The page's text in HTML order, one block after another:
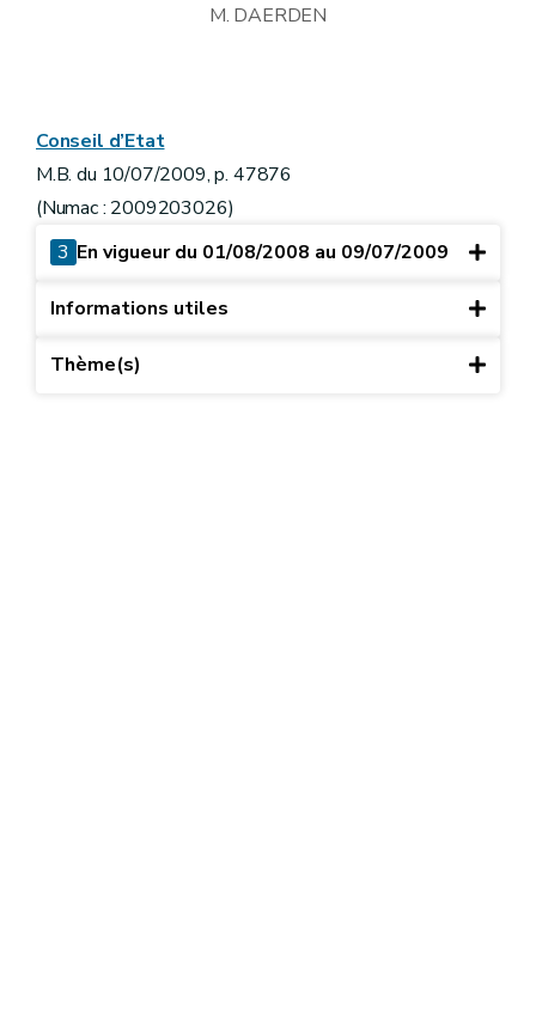
M. DAERDEN
Conseil d’Etat
M.B. du 10/07/2009, p. 47876
(Numac : 2009203026)
3 En vigueur du 01/08/2008 au 09/07/2009
Informations utiles
Thème(s)